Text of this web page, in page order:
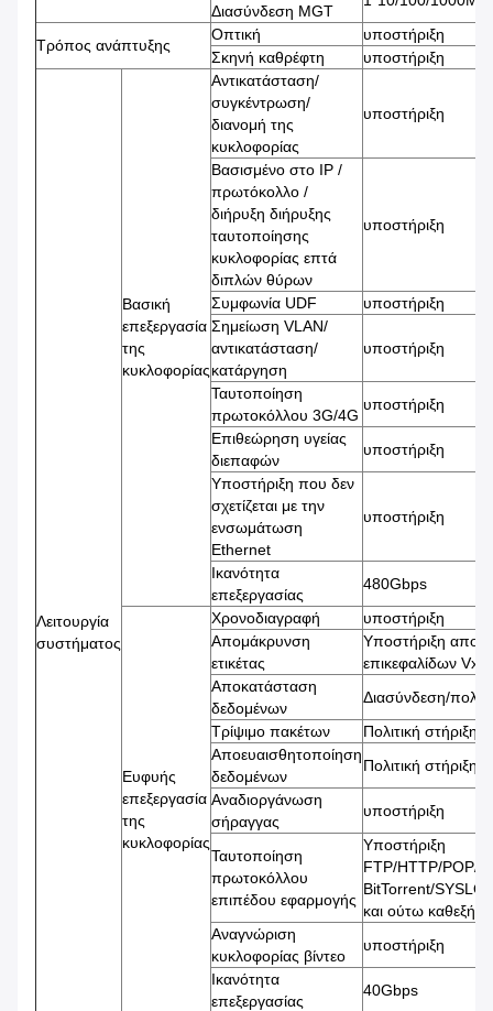
Διασύνδεση MGT
Τρόπος ανάπτυξης
Οπτική
υποστήριξη
Σκηνή καθρέφτη
υποστήριξη
Λειτουργία
συστήματος
Βασική
επεξεργασία
της
κυκλοφορίας
Αντικατάσταση/
συγκέντρωση/
διανομή της
κυκλοφορίας
υποστήριξη
Βασισμένο στο IP /
πρωτόκολλο /
διήρυξη διήρυξης
ταυτοποίησης
κυκλοφορίας επτά
διπλών θύρων
υποστήριξη
Συμφωνία UDF
υποστήριξη
Σημείωση VLAN/
αντικατάσταση/
κατάργηση
υποστήριξη
Ταυτοποίηση
πρωτοκόλλου 3G/4G
υποστήριξη
Επιθεώρηση υγείας
διεπαφών
υποστήριξη
Υποστήριξη που δεν
σχετίζεται με την
ενσωμάτωση
Ethernet
υποστήριξη
Ικανότητα
επεξεργασίας
480Gbps
Ευφυής
επεξεργασία
της
κυκλοφορίας
Χρονοδιαγραφή
υποστήριξη
Απομάκρυνση
ετικέτας
Υποστήριξη
επικεφαλίδων
Αποκατάσταση
δεδομένων
Διασύνδεση/
Τρίψιμο πακέτων
Πολιτική στήριξης
Αποευαισθητοποίηση
δεδομένων
Πολιτική στήριξης
Αναδιοργάνωση
σήραγγας
υποστήριξη
Ταυτοποίηση
πρωτοκόλλου
επιπέδου εφαρμογής
Υποστήριξη
FTP/HTTP/POP/
BitTorrent/
και ούτω καθεξής
Αναγνώριση
κυκλοφορίας βίντεο
υποστήριξη
Ικανότητα
επεξεργασίας
40Gbps